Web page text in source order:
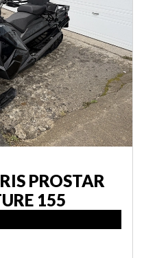
PROSTAR
155